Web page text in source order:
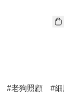
老狗照顧
細